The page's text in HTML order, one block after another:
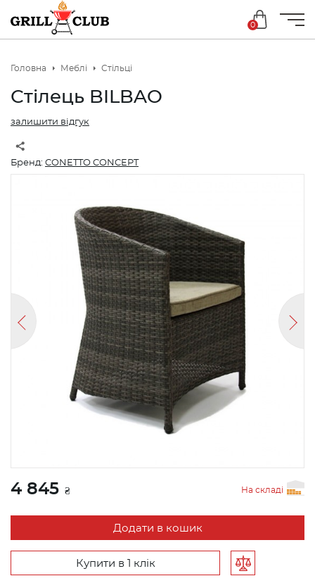
0
Головна Меблі Стільці
Стілець BILBAO
залишити відгук
Бренд: CONETTO CONCEPT
4 845 ₴ На складі
Додати в кошик
Купити в 1 клік